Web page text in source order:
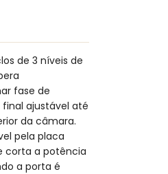
de 3 níveis de
fase de
ajustável até
da câmara.
pela placa
corta a potência
a porta é